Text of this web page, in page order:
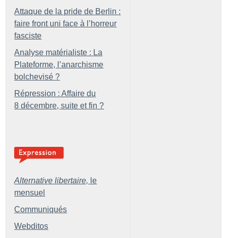
Attaque de la pride de Berlin :
faire front uni face à l’horreur
fasciste
Analyse matérialiste : La
Plateforme, l’anarchisme
bolchevisé ?
Répression : Affaire du
8 décembre, suite et fin ?
Alternative libertaire, le
mensuel
Communiqués
Webditos